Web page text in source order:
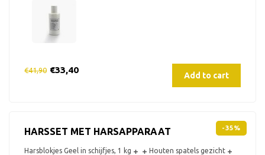
€41,90 €33,40
Add to cart
HARSSET MET HARSAPPARAAT -35%
Harsblokjes Geel in schijfjes, 1 kg
Houten spatels gezicht